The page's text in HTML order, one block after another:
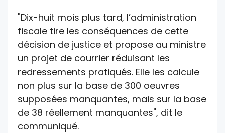
"Dix-huit mois plus tard, l’administration
fiscale tire les conséquences de cette
décision de justice et propose au ministre
un projet de courrier réduisant les
redressements pratiqués. Elle les calcule
non plus sur la base de 300 oeuvres
supposées manquantes, mais sur la base
de 38 réellement manquantes", dit le
communiqué.